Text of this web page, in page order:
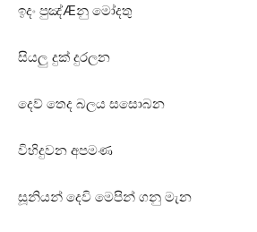
ඉදං පුඤ්Æනු මෝදතු
සියලු දුක්‌ දුරලන
දෙව් තෙද බලය සසොබන
විහිදුවන අපමණ
සූනියන් දෙවි මෙපින් ගනු මැන